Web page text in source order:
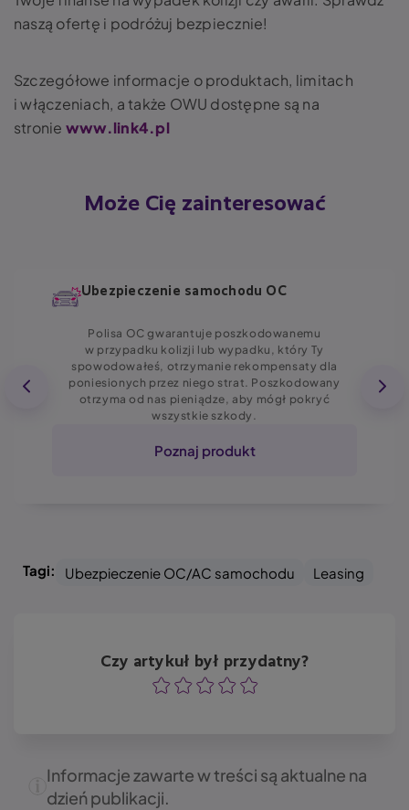
naszą ofertę i podróżuj bezpiecznie!
Szczegółowe informacje o produktach, limitach
i włączeniach, a także OWU dostępne są na
stronie www.link4.pl
Może Cię zainteresować
Ubezpieczenie samochodu OC
Polisa OC gwarantuje poszkodowanemu
w przypadku kolizji lub wypadku, który Ty
spowodowałeś, otrzymanie rekompensaty dla
poniesionych przez niego strat. Poszkodowany
otrzyma od nas pieniądze, aby mógł pokryć
wszystkie szkody.
Poznaj produkt
Tagi: Ubezpieczenie OC/AC samochodu Leasing
Czy artykuł był przydatny?
OcenaOcenaOcena
OcenaOcena
Informacje zawarte w treści są aktualne na
dzień publikacji.